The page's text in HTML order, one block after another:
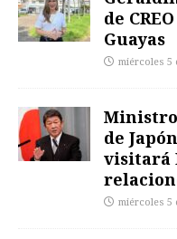
de
Guayas
miércoles 5
de
visitará
miércoles 5